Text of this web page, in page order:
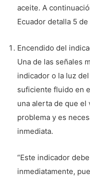
aceite. A
Ecuador detalla 5 de
Encendido del
Una de las señales
indicador o la luz
suficiente fluido en
una alerta de que el
problema y es
inmediata.
“Este indicador
inmediatamente,